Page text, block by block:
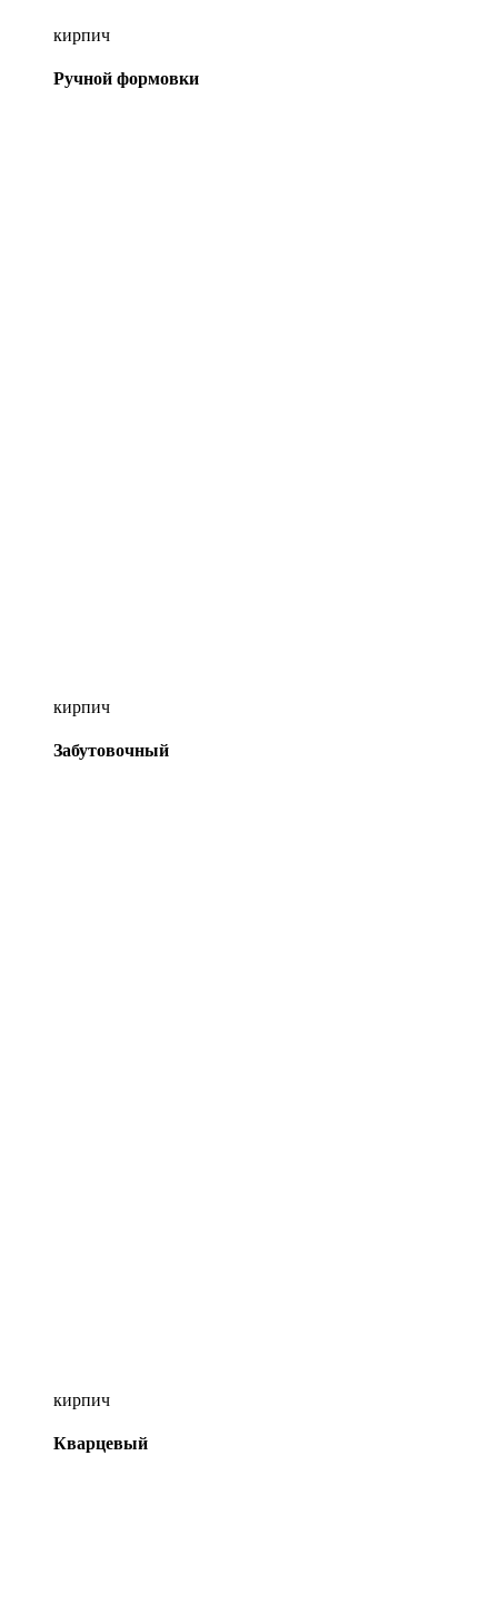
кирпич
Ручной формовки
кирпич
Забутовочный
кирпич
Кварцевый